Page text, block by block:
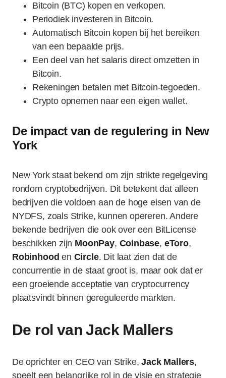
Bitcoin (BTC) kopen en verkopen.
Periodiek investeren in Bitcoin.
Automatisch Bitcoin kopen bij het bereiken
van een bepaalde prijs.
Een deel van het salaris direct omzetten in
Bitcoin.
Rekeningen betalen met Bitcoin-tegoeden.
Crypto opnemen naar een eigen wallet.
De impact van de regulering in New
York
New York staat bekend om zijn strikte regelgeving
rondom cryptobedrijven. Dit betekent dat alleen
bedrijven die voldoen aan de hoge eisen van de
NYDFS, zoals Strike, kunnen opereren. Andere
bekende bedrijven die ook over een BitLicense
beschikken zijn MoonPay, Coinbase, eToro,
Robinhood en Circle. Dit laat zien dat de
concurrentie in de staat groot is, maar ook dat er
een groeiende acceptatie van cryptocurrency
plaatsvindt binnen gereguleerde markten.
De rol van Jack Mallers
De oprichter en CEO van Strike,Jack Mallers,
speelt een belangrijke rol in de visie en strategie